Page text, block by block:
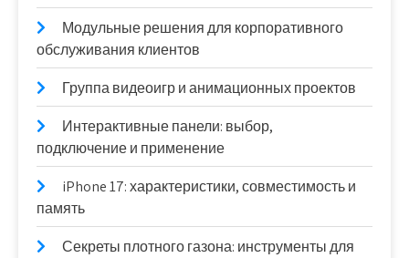
Модульные решения для корпоративного
обслуживания клиентов
Группа видеоигр и анимационных проектов
Интерактивные панели: выбор,
подключение и применение
iPhone 17: характеристики, совместимость и
память
Секреты плотного газона: инструменты для